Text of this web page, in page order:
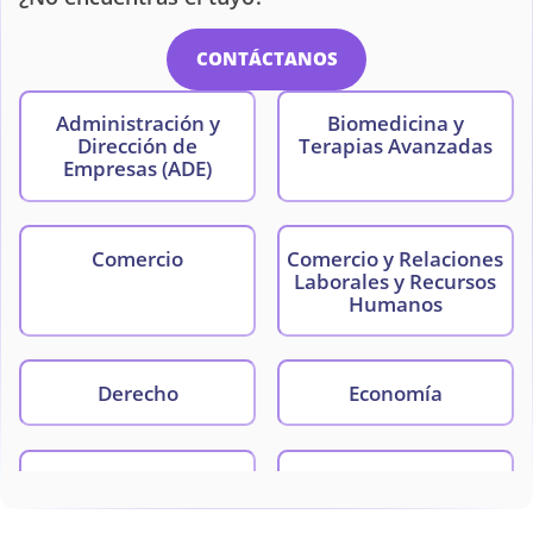
CONTÁCTANOS
Administración y
Dirección de
Empresas (ADE)
Biomedicina y
Terapias Avanzadas
Comercio
Comercio y Relaciones
Laborales y Recursos
Humanos
Derecho Economía